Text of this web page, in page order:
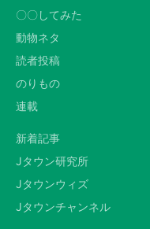
〇〇してみた
動物ネタ
読者投稿
のりもの
連載
新着記事
Jタウン研究所
Jタウンウィズ
Jタウンチャンネル